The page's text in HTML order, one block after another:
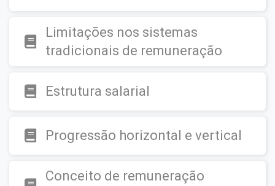
Limitações nos sistemas
tradicionais de remuneração
Estrutura salarial
Progressão horizontal e vertical
Conceito de remuneração